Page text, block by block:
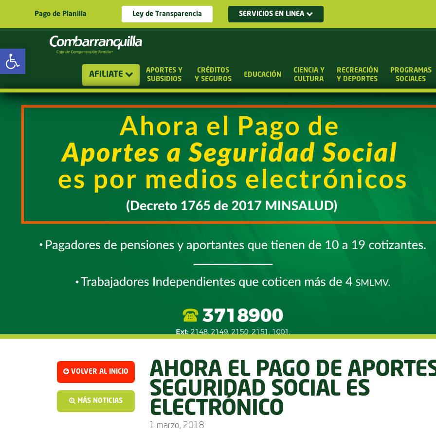
Abrir barra de herramientas
Pago de Planilla Ley de Transparencia SERVICIOS EN LINEA
AFILIATE
APORTES Y
SUBSIDIOS
CRÉDITOS
Y SEGUROS
EDUCACIÓN
CIENCIA Y
CULTURA
RECREACIÓN
Y DEPORTES
PROGRAMAS
SOCIALES
VOLVER AL INICIO
MÁS NOTICIAS
AHORA EL PAGO DE
SEGURIDAD SOCIAL ES
ELECTRÓNICO
1 marzo, 2018